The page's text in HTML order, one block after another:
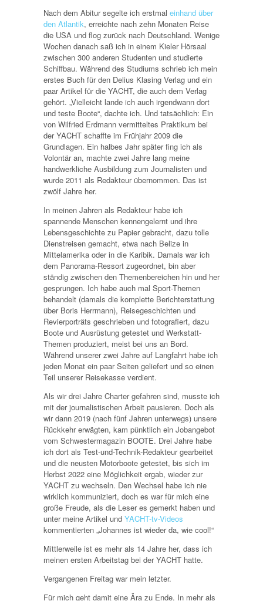
Nach dem Abitur segelte ich erstmal einhand über
den Atlantik, erreichte nach zehn Monaten Reise
die USA und flog zurück nach Deutschland. Wenige
Wochen danach saß ich in einem Kieler Hörsaal
zwischen 300 anderen Studenten und studierte
Schiffbau. Während des Studiums schrieb ich mein
erstes Buch für den Delius Klasing Verlag und ein
paar Artikel für die YACHT, die auch dem Verlag
gehört. „Vielleicht lande ich auch irgendwann dort
und teste Boote“, dachte ich. Und tatsächlich: Ein
von Wilfried Erdmann vermitteltes Praktikum bei
der YACHT schaffte im Frühjahr 2009 die
Grundlagen. Ein halbes Jahr später fing ich als
Volontär an, machte zwei Jahre lang meine
handwerkliche Ausbildung zum Journalisten und
wurde 2011 als Redakteur übernommen. Das ist
zwölf Jahre her.
In meinen Jahren als Redakteur habe ich
spannende Menschen kennengelernt und ihre
Lebensgeschichte zu Papier gebracht, dazu tolle
Dienstreisen gemacht, etwa nach Belize in
Mittelamerika oder in die Karibik. Damals war ich
dem Panorama-Ressort zugeordnet, bin aber
ständig zwischen den Themenbereichen hin und her
gesprungen. Ich habe auch mal Sport-Themen
behandelt (damals die komplette Berichterstattung
über Boris Herrmann), Reisegeschichten und
Revierporträts geschrieben und fotografiert, dazu
Boote und Ausrüstung getestet und Werkstatt-
Themen produziert, meist bei uns an Bord.
Während unserer zwei Jahre auf Langfahrt habe ich
jeden Monat ein paar Seiten geliefert und so einen
Teil unserer Reisekasse verdient.
Als wir drei Jahre Charter gefahren sind, musste ich
mit der journalistischen Arbeit pausieren. Doch als
wir dann 2019 (nach fünf Jahren unterwegs) unsere
Rückkehr erwägten, kam pünktlich ein Jobangebot
vom Schwestermagazin BOOTE. Drei Jahre habe
ich dort als Test-und-Technik-Redakteur gearbeitet
und die neusten Motorboote getestet, bis sich im
Herbst 2022 eine Möglichkeit ergab, wieder zur
YACHT zu wechseln. Den Wechsel habe ich nie
wirklich kommuniziert, doch es war für mich eine
große Freude, als die Leser es gemerkt haben und
unter meine Artikel und YACHT-tv-Videos
kommentierten „Johannes ist wieder da, wie cool!“
Mittlerweile ist es mehr als 14 Jahre her, dass ich
meinen ersten Arbeitstag bei der YACHT hatte.
Vergangenen Freitag war mein letzter.
Für mich geht damit eine Ära zu Ende. In mehr als